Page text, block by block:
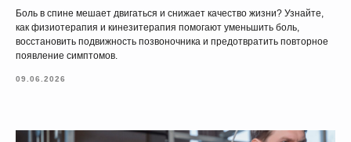
Боль в спине мешает двигаться и снижает качество жизни? Узнайте,
как физиотерапия и кинезитерапия помогают уменьшить боль,
восстановить подвижность позвоночника и предотвратить повторное
появление симптомов.
09.06.2026